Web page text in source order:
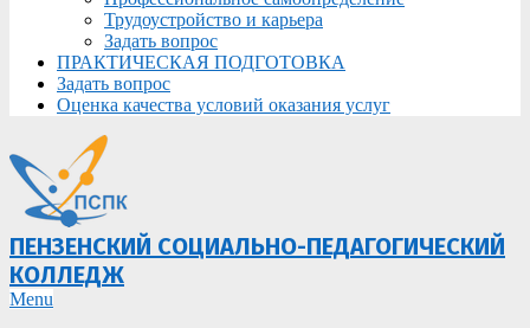
Трудоустройство и карьера
Задать вопрос
ПРАКТИЧЕСКАЯ ПОДГОТОВКА
Задать вопрос
Оценка качества условий оказания услуг
ПЕНЗЕНСКИЙ СОЦИАЛЬНО-ПЕДАГОГИЧЕСКИЙ
КОЛЛЕДЖ
Primary
Menu